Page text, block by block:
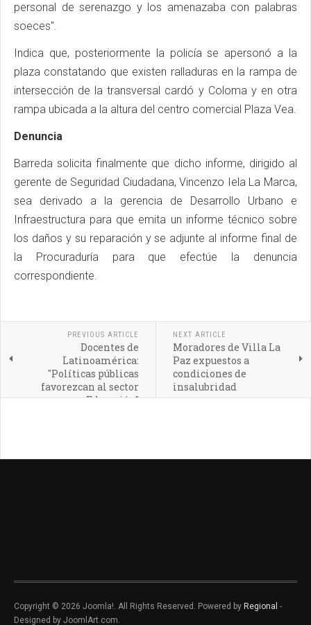
personal de serenazgo y los amenazaba con palabras
soeces".
Indica que, posteriormente la policía se apersonó a la
plaza constatando que existen ralladuras en la rampa de
intersección de la transversal cardó y Coloma y en otra
rampa ubicada a la altura del centro comercial Plaza Vea.
Denuncia
Barreda solicita finalmente que dicho informe, dirigido al
gerente de Seguridad Ciudadana, Vincenzo Iela La Marca,
sea derivado a la gerencia de Desarrollo Urbano e
Infraestructura para que emita un informe técnico sobre
los daños y su reparación y se adjunte al informe final de
la Procuraduría para que efectúe la denuncia
correspondiente.
PREVIOUS ARTICLE
Docentes de
Latinoamérica:
"Políticas públicas
favorezcan al sector
Educación"
NEXT ARTICLE
Moradores de Villa La
Paz expuestos a
condiciones de
insalubridad
Copyright © 2026 Joomla!. All Rights Reserved. Powered by Regional -
Designed by JoomlArt.com.